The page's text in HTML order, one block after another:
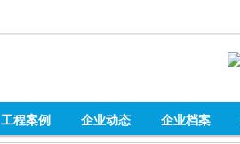
工程案例 企业动态 企业档案